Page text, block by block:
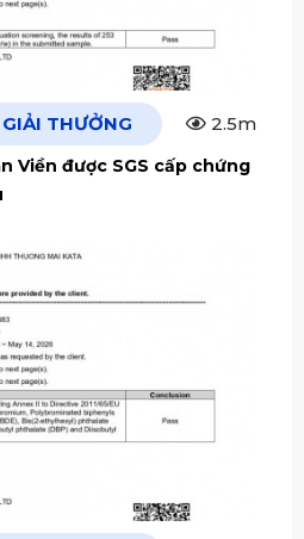
THƯỞNG 2.5m
Viền được SGS cấp chứng